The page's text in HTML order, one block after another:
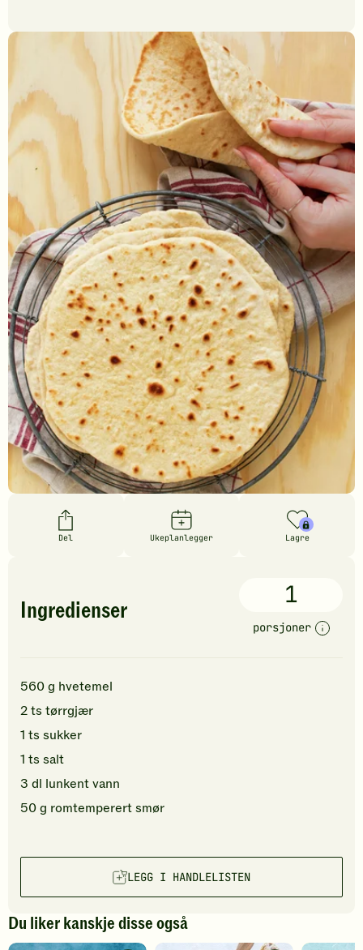
Del Ukeplanlegger Lagre
Ingredienser
1
porsjoner
560g hvetemel
2ts tørrgjær
1 ts sukker
1 ts salt
3 dl lunkentvann
50g romtemperertsmør
LEGG I HANDLELISTEN
Du liker kanskje disse også